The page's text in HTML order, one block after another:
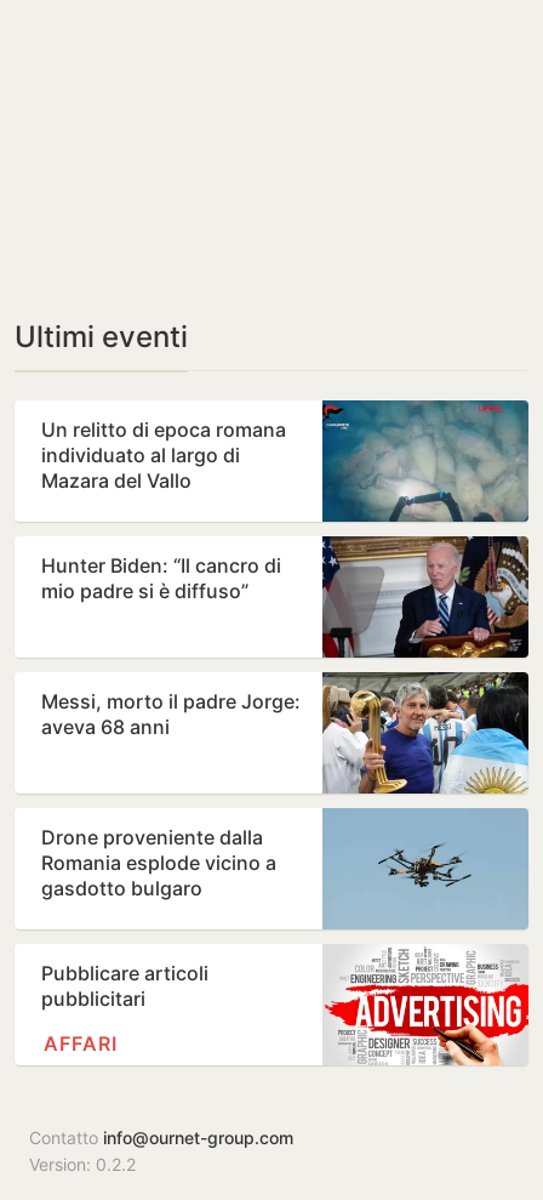
Ultimi eventi
Un relitto di epoca romana
individuato al largo di
Mazara del Vallo
Hunter Biden: “Il cancro di
mio padre si è diffuso”
Messi, morto il padre Jorge:
aveva 68 anni
Drone proveniente dalla
Romania esplode vicino a
gasdotto bulgaro
Pubblicare articoli
pubblicitari
AFFARI
Contatto info@ournet-group.com
Version: 0.2.2